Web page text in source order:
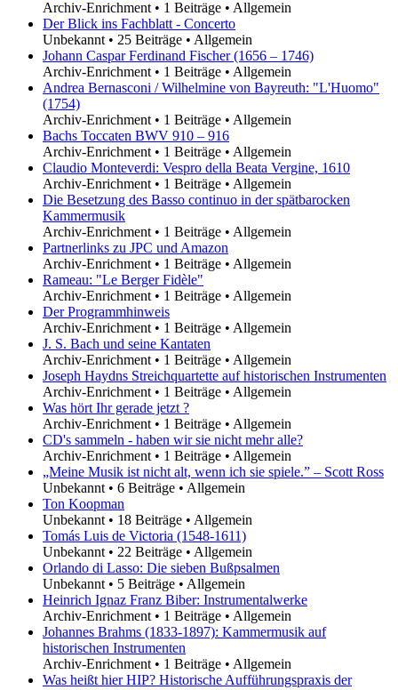
Archiv-Enrichment • 1 Beiträge • Allgemein
Der Blick ins Fachblatt - Concerto
Unbekannt • 25 Beiträge • Allgemein
Johann Caspar Ferdinand Fischer (1656 – 1746)
Archiv-Enrichment • 1 Beiträge • Allgemein
Andrea Bernasconi / Wilhelmine von Bayreuth: "L'Huomo"
(1754)
Archiv-Enrichment • 1 Beiträge • Allgemein
Bachs Toccaten BWV 910 – 916
Archiv-Enrichment • 1 Beiträge • Allgemein
Claudio Monteverdi: Vespro della Beata Vergine, 1610
Archiv-Enrichment • 1 Beiträge • Allgemein
Die Besetzung des Basso continuo in der spätbarocken
Kammermusik
Archiv-Enrichment • 1 Beiträge • Allgemein
Partnerlinks zu JPC und Amazon
Archiv-Enrichment • 1 Beiträge • Allgemein
Rameau: "Le Berger Fidèle"
Archiv-Enrichment • 1 Beiträge • Allgemein
Der Programmhinweis
Archiv-Enrichment • 1 Beiträge • Allgemein
J. S. Bach und seine Kantaten
Archiv-Enrichment • 1 Beiträge • Allgemein
Joseph Haydns Streichquartette auf historischen Instrumenten
Archiv-Enrichment • 1 Beiträge • Allgemein
Was hört Ihr gerade jetzt ?
Archiv-Enrichment • 1 Beiträge • Allgemein
CD's sammeln - haben wir sie nicht mehr alle?
Archiv-Enrichment • 1 Beiträge • Allgemein
„Meine Musik ist nicht alt, wenn ich sie spiele.” – Scott Ross
Unbekannt • 6 Beiträge • Allgemein
Ton Koopman
Unbekannt • 18 Beiträge • Allgemein
Tomás Luis de Victoria (1548-1611)
Unbekannt • 22 Beiträge • Allgemein
Orlando di Lasso: Die sieben Bußpsalmen
Unbekannt • 5 Beiträge • Allgemein
Heinrich Ignaz Franz Biber: Instrumentalwerke
Archiv-Enrichment • 1 Beiträge • Allgemein
Johannes Brahms (1833-1897): Kammermusik auf
historischen Instrumenten
Archiv-Enrichment • 1 Beiträge • Allgemein
Was heißt hier HIP? Historische Aufführungspraxis der